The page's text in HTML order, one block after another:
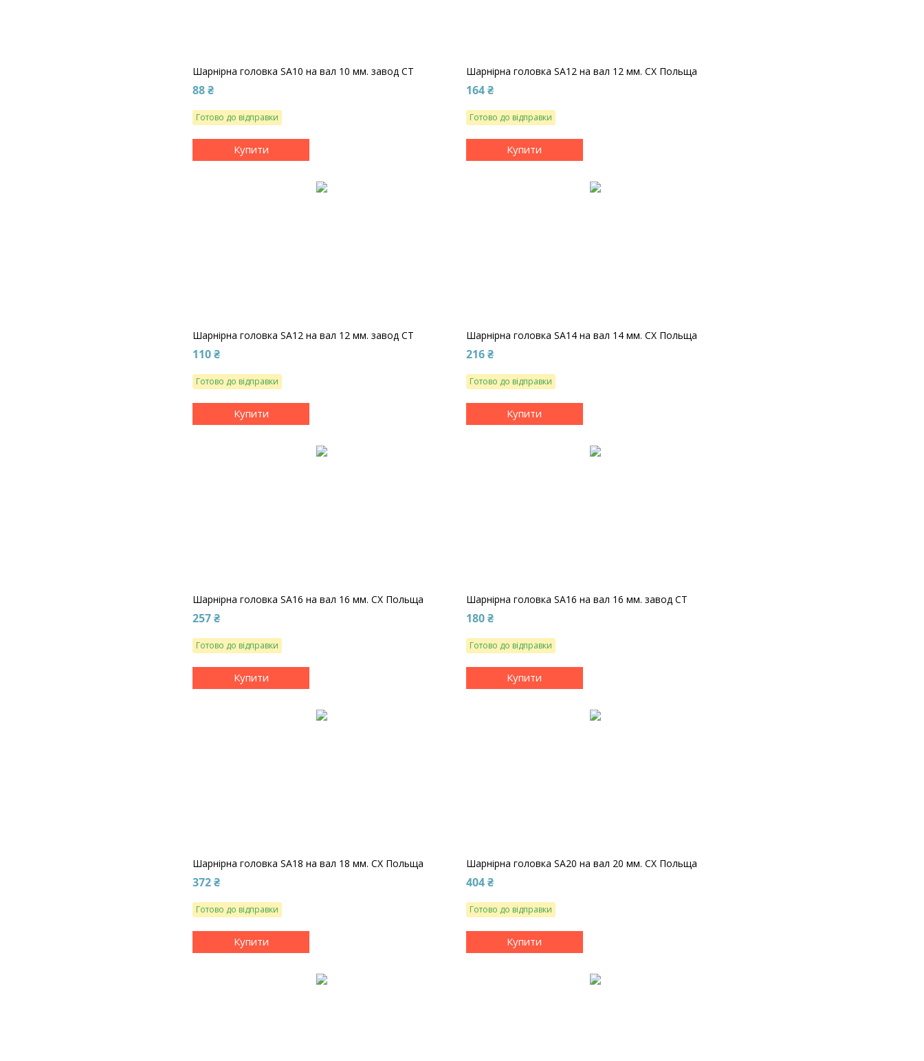
Шарнірна головка SA10 на вал 10 мм. завод CT
88 ₴
Готово до відправки
Купити
Шарнірна головка SA12 на вал 12 мм. CX Польща
164 ₴
Готово до відправки
Купити
Шарнірна головка SA12 на вал 12 мм. завод CT
110 ₴
Готово до відправки
Купити
Шарнірна головка SA14 на вал 14 мм. CX Польща
216 ₴
Готово до відправки
Купити
Шарнірна головка SA16 на вал 16 мм. CX Польща
257 ₴
Готово до відправки
Купити
Шарнірна головка SA16 на вал 16 мм. завод CT
180 ₴
Готово до відправки
Купити
Шарнірна головка SA18 на вал 18 мм. CX Польща
372 ₴
Готово до відправки
Купити
Шарнірна головка SA20 на вал 20 мм. CX Польща
404 ₴
Готово до відправки
Купити